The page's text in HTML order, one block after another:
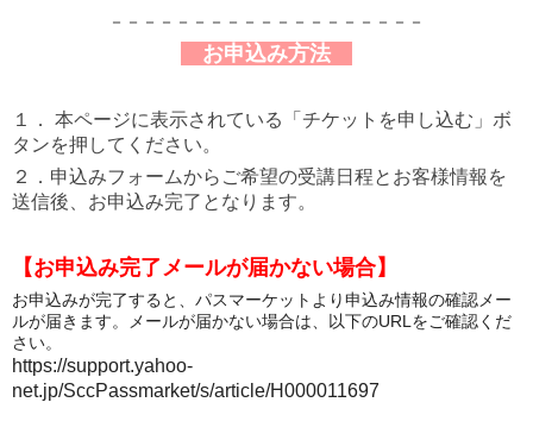
－－－－－－－－－－－－－－－－－－－
お申込み方法
１． 本ページに表示されている「チケットを申し込む」ボ
タンを押してください。
２．申込みフォームからご希望の受講日程とお客様情報を
送信後、お申込み完了となります。
【お申込み完了メールが届かない場合】
お申込みが完了すると、パスマーケットより申込み情報の確認メー
ルが届きます。メールが届かない場合は、以下のURLをご確認くだ
さい。
https://support.yahoo-
net.jp/SccPassmarket/s/article/H000011697